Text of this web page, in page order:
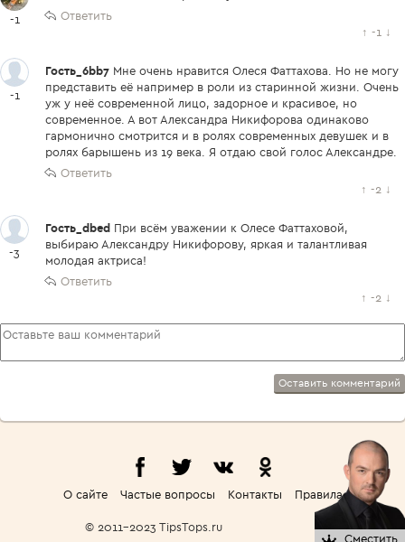
-1
Ответить
↑ -1 ↓
-1
Гость_6bb7 Мне очень нравится Олеся Фаттахова. Но не могу
представить её например в роли из старинной жизни. Очень
уж у неё современной лицо, задорное и красивое, но
современное. А вот Александра Никифорова одинаково
гармонично смотрится и в ролях современных девушек и в
ролях барышень из 19 века. Я отдаю свой голос Александре.
Ответить
↑ -2 ↓
-3
Гость_dbed При всём уважении к Олесе Фаттаховой,
выбираю Александру Никифорову, яркая и талантливая
молодая актриса!
Ответить
↑ -2 ↓
Оставить комментарий
Сместить
О сайте Частые вопросы Контакты Правила
© 2011-2023 TipsTops.ru